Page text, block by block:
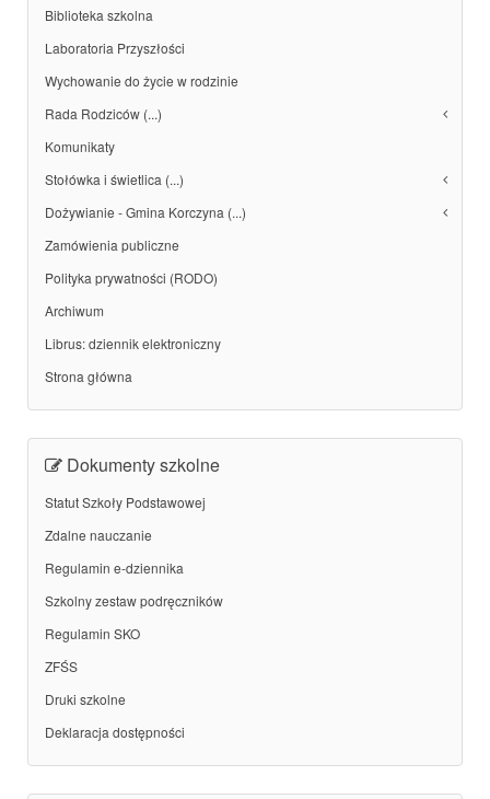
Biblioteka szkolna
Laboratoria Przyszłości
Wychowanie do życie w rodzinie
Rada Rodziców (...)
Komunikaty
Stołówka i świetlica (...)
Dożywianie - Gmina Korczyna (...)
Zamówienia publiczne
Polityka prywatności (RODO)
Archiwum
Librus: dziennik elektroniczny
Strona główna
Dokumenty szkolne
Statut Szkoły Podstawowej
Zdalne nauczanie
Regulamin e-dziennika
Szkolny zestaw podręczników
Regulamin SKO
ZFŚS
Druki szkolne
Deklaracja dostępności